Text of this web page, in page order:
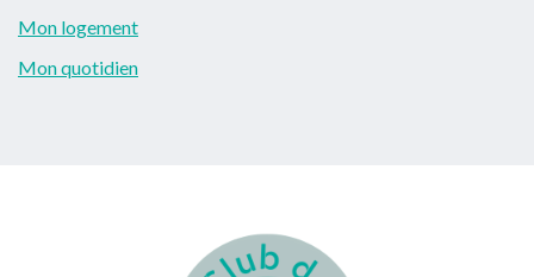
Mon logement
Mon quotidien